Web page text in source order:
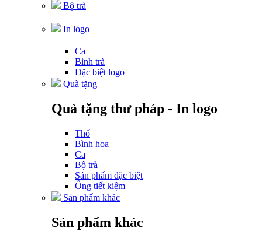
Bộ trà
In logo
Ca
Bình trà
Đặc biệt logo
Quà tặng
Quà tặng thư pháp - In logo
Thố
Bình hoa
Ca
Bộ trà
Sản phẩm đặc biệt
Ống tiết kiệm
Sản phẩm khác
Sản phẩm khác